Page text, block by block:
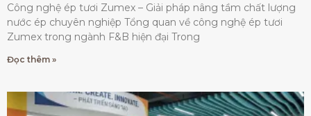
Công nghệ ép tươi Zumex – Giải pháp nâng tầm chất lượng
nước ép chuyên nghiệp Tổng quan về công nghệ ép tươi
Zumex trong ngành F&B hiện đại Trong
Đọc thêm »